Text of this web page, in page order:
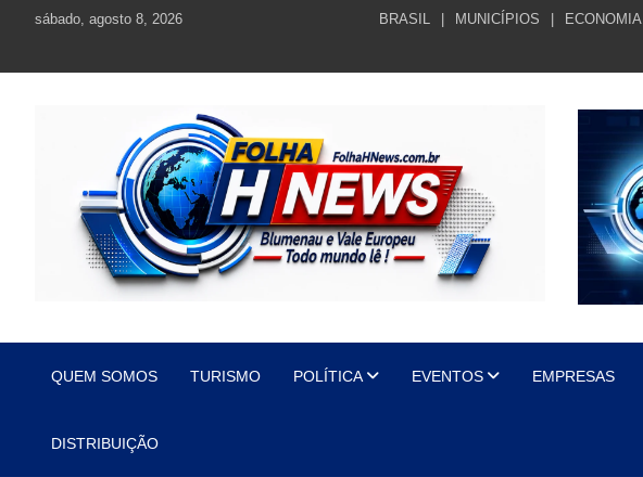
sábado, agosto 8, 2026 BRASIL MUNICÍPIOS ECONOMIA
QUEM SOMOS TURISMO POLÍTICA EVENTOS EMPRESAS
DISTRIBUIÇÃO